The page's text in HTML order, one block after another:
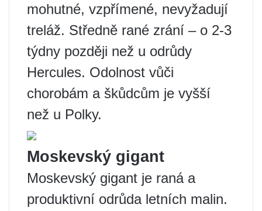
mohutné, vzpřímené, nevyžadují
treláž. Středně rané zrání – o 2-3
týdny později než u odrůdy
Hercules. Odolnost vůči
chorobám a škůdcům je vyšší
než u Polky.
Moskevský gigant
Moskevský gigant je raná a
produktivní odrůda letních malin.